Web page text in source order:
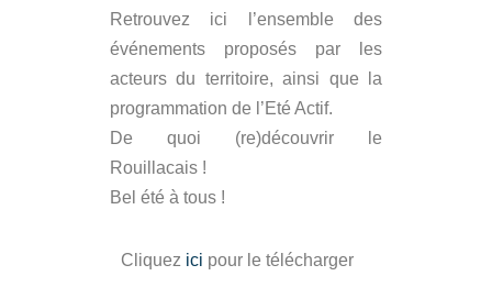
Retrouvez ici l’ensemble des
événements proposés par les
acteurs du territoire, ainsi que la
programmation de l’Eté Actif.
De quoi (re)découvrir le
Rouillacais !
Bel été à tous !
Cliquez ici pour le télécharger